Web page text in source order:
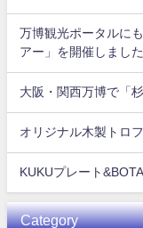
万博観光ポータルに
アー」を開催しました
大阪・関西万博で「
オリジナル木製トロ
KUKUプレート
Category